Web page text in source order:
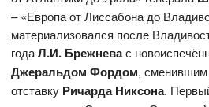
– «Европа от Лиссабона до
материализовался после
годаЛ.И. Брежневас
Джеральдом Фордом,
отставку Ричарда Никсона.